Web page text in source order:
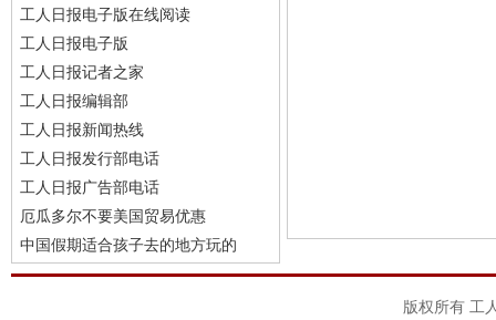
工人日报电子版在线阅读
工人日报电子版
工人日报记者之家
工人日报编辑部
工人日报新闻热线
工人日报发行部电话
工人日报广告部电话
厄瓜多尔不要美国贸易优惠
中国假期适合孩子去的地方玩的
版权所有 工